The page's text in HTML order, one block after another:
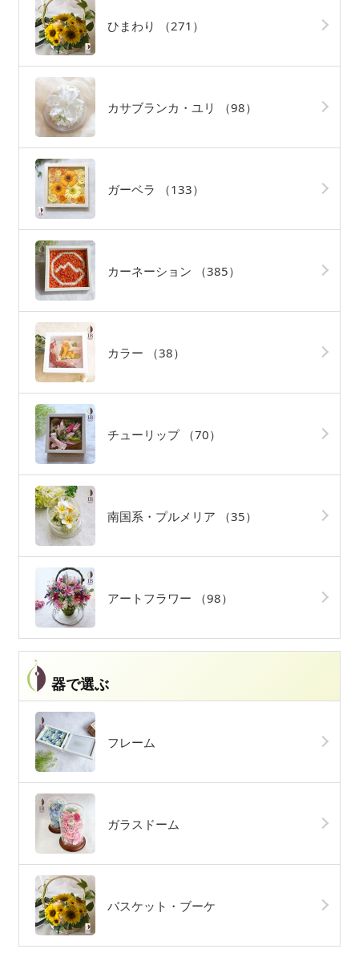
ひまわり （271）
カサブランカ・ユリ （98）
ガーベラ （133）
カーネーション （385）
カラー （38）
チューリップ （70）
南国系・プルメリア （35）
アートフラワー （98）
器で選ぶ
フレーム
ガラスドーム
バスケット・ブーケ